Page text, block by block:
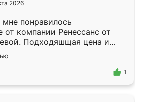
2026
понравилось
от компании Ренессанс от
Подходяшщая цена и
изготовления. Приехавший
Владислав
моему эскизу самый
1